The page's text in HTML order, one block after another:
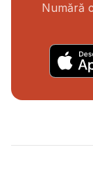
Numără